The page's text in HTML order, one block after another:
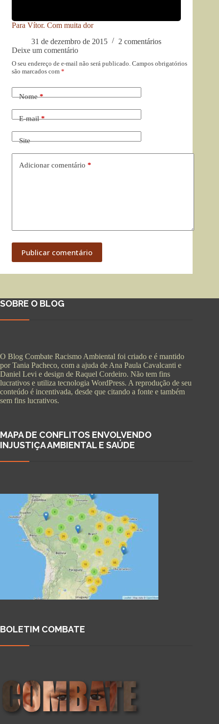
Para Vítor. Com muita dor
31 de dezembro de 2015
2 comentários
Deixe um comentário
O seu endereço de e-mail não será publicado. Campos obrigatórios
são marcados com *
Nome*
E-mail*
Site
Adicionar comentário *
Publicar comentário
SOBRE O BLOG
O Blog Combate Racismo Ambiental foi criado e é mantido
por Tania Pacheco, com a ajuda de Ana Paula Cavalcanti e
Daniel Levi e design de Raquel Cordeiro. Não tem fins
lucrativos e utiliza tecnologia WordPress. A reprodução de seu
conteúdo é incentivada, desde que citando a fonte e também
sem fins lucrativos.
MAPA DE CONFLITOS ENVOLVENDO
INJUSTIÇA AMBIENTAL E SAÚDE
BOLETIM COMBATE